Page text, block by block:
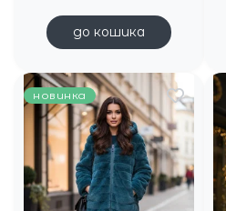
до кошика
новинка